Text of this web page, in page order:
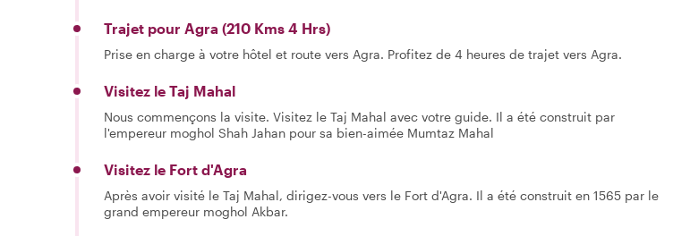
Trajet pour Agra (210 Kms 4 Hrs)
Prise en charge à votre hôtel et route vers Agra. Profitez de 4 heures de trajet vers Agra.
Visitez le Taj Mahal
Nous commençons la visite. Visitez le Taj Mahal avec votre guide. Il a été construit par
l'empereur moghol Shah Jahan pour sa bien-aimée Mumtaz Mahal
Visitez le Fort d'Agra
Après avoir visité le Taj Mahal, dirigez-vous vers le Fort d'Agra. Il a été construit en 1565 par le
grand empereur moghol Akbar.